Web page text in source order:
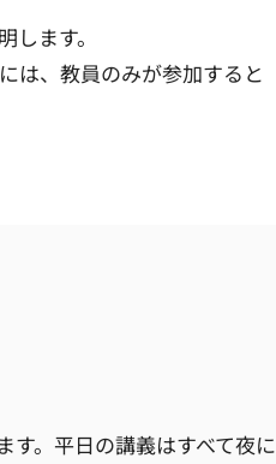
ます。
は、教員のみが参加すると
す。平日の講義はすべて夜に